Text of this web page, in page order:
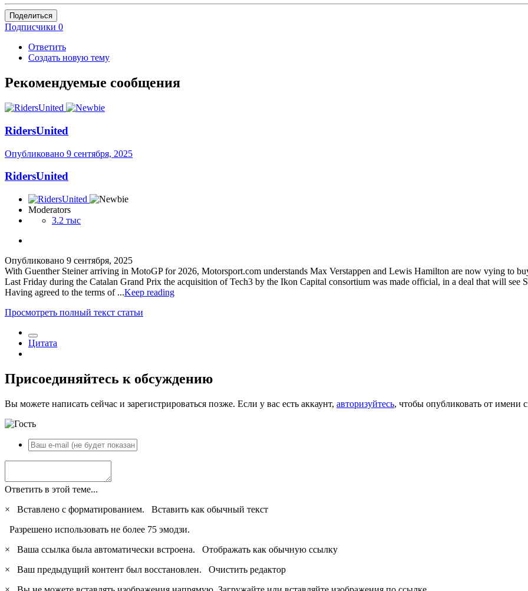
Поделиться
Подписчики 0
Ответить
Создать новую тему
Рекомендуемые сообщения
RidersUnited
Опубликовано 9 сентября, 2025
RidersUnited
Moderators
3.2 тыс
Опубликовано 9 сентября, 2025
With Guenther Steiner arriving in MotoGP for 2026, Motorsport.com understands Max Verstappen and Lewis Hamilton are now vying to
Last Friday during the Catalan Grand Prix the acquisition of Tech3 by the Ikon Capital consortium was made official, in a deal that will see
Having agreed to the terms of ...Keep reading
Просмотреть полный текст статьи
Цитата
Присоединяйтесь к обсуждению
Вы можете написать сейчас и зарегистрироваться позже. Если у вас есть аккаунт, авторизуйтесь, чтобы опубликовать от имени
Ответить в этой теме...
×
Вставлено с форматированием. Вставить как обычный текст
Разрешено использовать не более 75 эмодзи.
×
Ваша ссылка была автоматически встроена. Отображать как обычную ссылку
×
Ваш предыдущий контент был восстановлен. Очистить редактор